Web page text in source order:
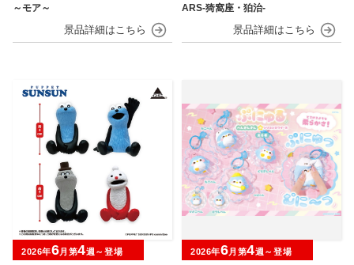
～モア～
ARS-猗窩座・狛治-
2026年6月第4週～登場 2026年6月第4週～登場